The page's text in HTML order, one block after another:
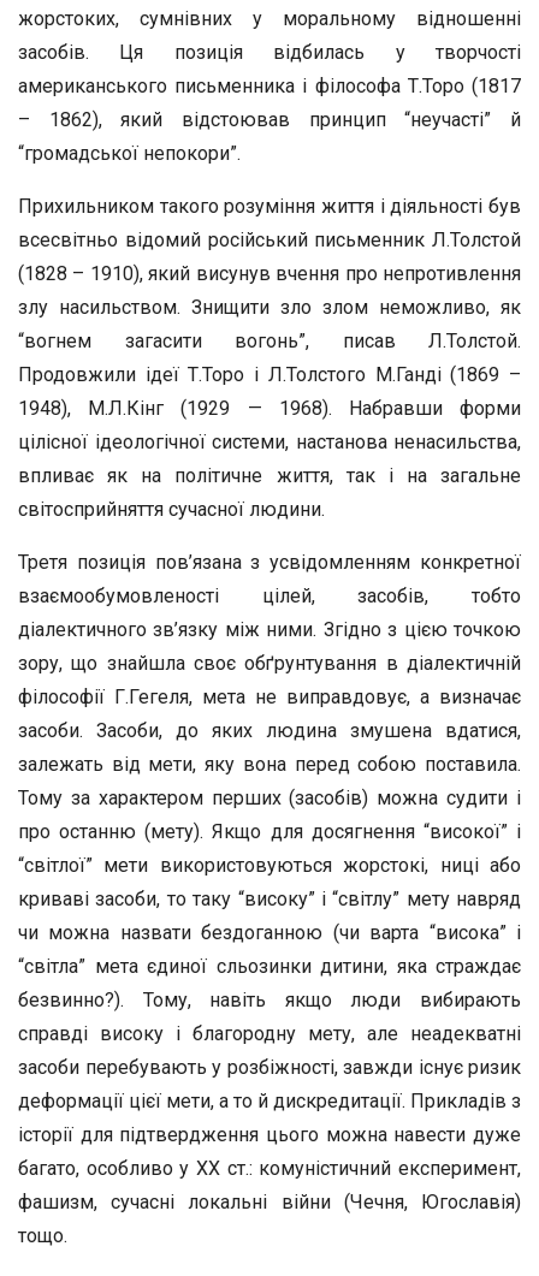
жорстоких, сумнівних у моральному відношенні
засобів. Ця позиція відбилась у творчості
американського письменника і філософа Т.Торо (1817
– 1862), який відстоював принцип “неучасті” й
“громадської непокори”.
Прихильником такого розуміння життя і діяльності був
всесвітньо відомий російський письменник Л.Толстой
(1828 – 1910), який висунув вчення про непротивлення
злу насильством. Знищити зло злом неможливо, як
“вогнем загасити вогонь”, писав Л.Толстой.
Продовжили ідеї Т.Торо і Л.Толстого М.Ганді (1869 –
1948), М.Л.Кінг (1929 — 1968). Набравши форми
цілісної ідеологічної системи, настанова ненасильства,
впливає як на політичне життя, так і на загальне
світосприйняття сучасної людини.
Третя позиція пов’язана з усвідомленням конкретної
взаємообумовленості цілей, засобів, тобто
діалектичного зв’язку між ними. Згідно з цією точкою
зору, що знайшла своє обґрунтування в діалектичній
філософії Г.Гегеля, мета не виправдовує, а визначає
засоби. Засоби, до яких людина змушена вдатися,
залежать від мети, яку вона перед собою поставила.
Тому за характером перших (засобів) можна судити і
про останню (мету). Якщо для досягнення “високої” і
“світлої” мети використовуються жорстокі, ниці або
криваві засоби, то таку “високу” і “світлу” мету навряд
чи можна назвати бездоганною (чи варта “висока” і
“світла” мета єдиної сльозинки дитини, яка страждає
безвинно?). Тому, навіть якщо люди вибирають
справді високу і благородну мету, але неадекватні
засоби перебувають у розбіжності, завжди існує ризик
деформації цієї мети, а то й дискредитації. Прикладів з
історії для підтвердження цього можна навести дуже
багато, особливо у XX ст.: комуністичний експеримент,
фашизм, сучасні локальні війни (Чечня, Югославія)
тощо.